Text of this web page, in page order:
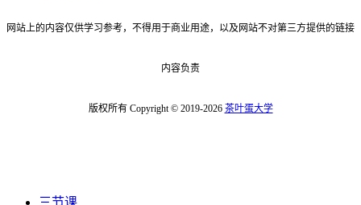
网站上的内容仅供学习参考，不得用于商业用途，以及网站不对第三方提供的链接
内容负责
版权所有 Copyright © 2019-2026 茶叶蛋大学
三节课